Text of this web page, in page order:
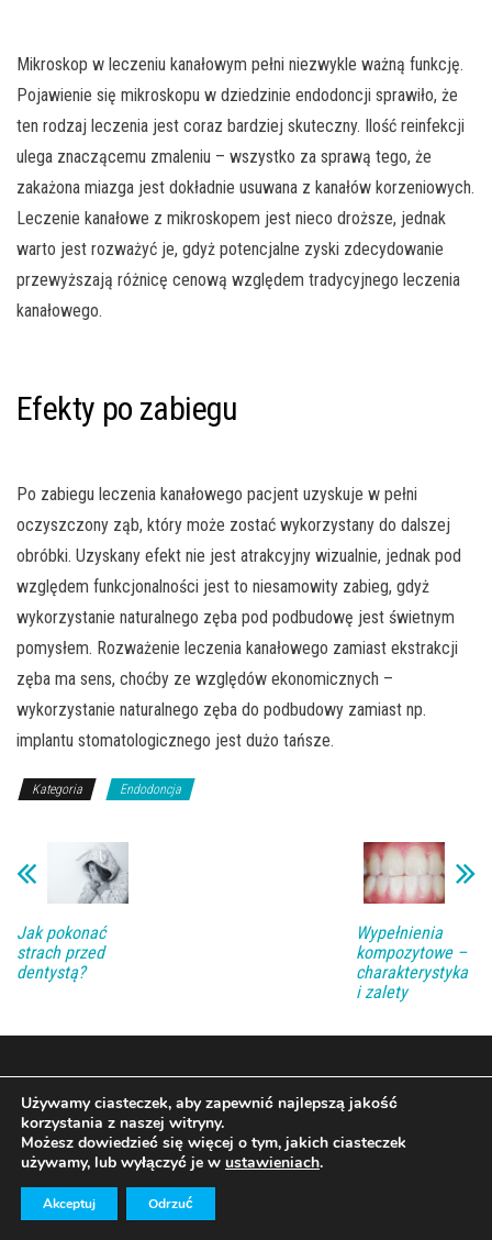
Mikroskop w leczeniu kanałowym pełni niezwykle ważną funkcję.
Pojawienie się mikroskopu w dziedzinie endodoncji sprawiło, że
ten rodzaj leczenia jest coraz bardziej skuteczny. Ilość reinfekcji
ulega znaczącemu zmaleniu – wszystko za sprawą tego, że
zakażona miazga jest dokładnie usuwana z kanałów korzeniowych.
Leczenie kanałowe z mikroskopem jest nieco droższe, jednak
warto jest rozważyć je, gdyż potencjalne zyski zdecydowanie
przewyższają różnicę cenową względem tradycyjnego leczenia
kanałowego.
Efekty po zabiegu
Po zabiegu leczenia kanałowego pacjent uzyskuje w pełni
oczyszczony ząb, który może zostać wykorzystany do dalszej
obróbki. Uzyskany efekt nie jest atrakcyjny wizualnie, jednak pod
względem funkcjonalności jest to niesamowity zabieg, gdyż
wykorzystanie naturalnego zęba pod podbudowę jest świetnym
pomysłem. Rozważenie leczenia kanałowego zamiast ekstrakcji
zęba ma sens, choćby ze względów ekonomicznych –
wykorzystanie naturalnego zęba do podbudowy zamiast np.
implantu stomatologicznego jest dużo tańsze.
Kategoria Endodoncja
Jak pokonać
strach przed
dentystą?
Wypełnienia
kompozytowe –
charakterystyka
i zalety
2026|Prawa autorskiedomadent.pl
Używamy ciasteczek, aby zapewnić najlepszą jakość
korzystania z naszej witryny.
Możesz dowiedzieć się więcej o tym, jakich ciasteczek
używamy, lub wyłączyć je w ustawieniach.
Akceptuj Odrzuć